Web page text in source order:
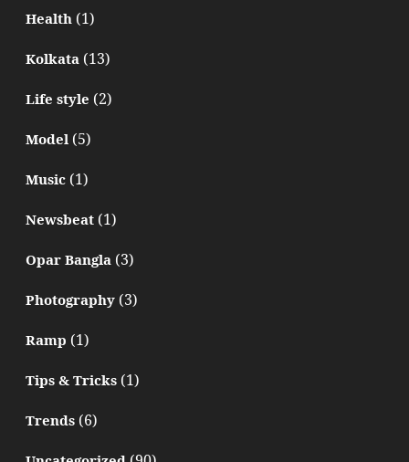
Health(1)
Kolkata(13)
Life style (2)
Model(5)
Music(1)
Newsbeat(1)
Opar Bangla(3)
Photography(3)
Ramp (1)
Tips & Tricks(1)
Trends(6)